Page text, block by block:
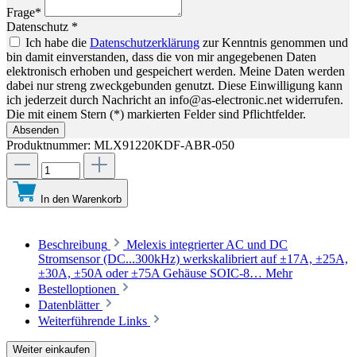
Frage*
Datenschutz *
Ich habe die Datenschutzerklärung zur Kenntnis genommen und
bin damit einverstanden, dass die von mir angegebenen Daten
elektronisch erhoben und gespeichert werden. Meine Daten werden
dabei nur streng zweckgebunden genutzt. Diese Einwilligung kann
ich jederzeit durch Nachricht an info@as-electronic.net widerrufen.
Die mit einem Stern (*) markierten Felder sind Pflichtfelder.
Absenden
Produktnummer: MLX91220KDF-ABR-050
In den Warenkorb
Beschreibung
Melexis integrierter AC und DC
Stromsensor (DC...300kHz) werkskalibriert auf ±17A, ±25A,
±30A, ±50A oder ±75A Gehäuse SOIC-8… Mehr
Bestelloptionen
Datenblätter
Weiterführende Links
Weiter einkaufen